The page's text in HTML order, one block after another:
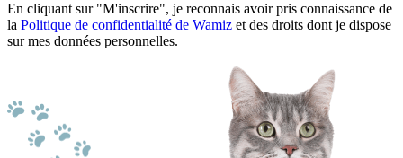
En cliquant sur "M'inscrire", je reconnais avoir pris connaissance de
la Politique de confidentialité de Wamiz et des droits dont je dispose
sur mes données personnelles.